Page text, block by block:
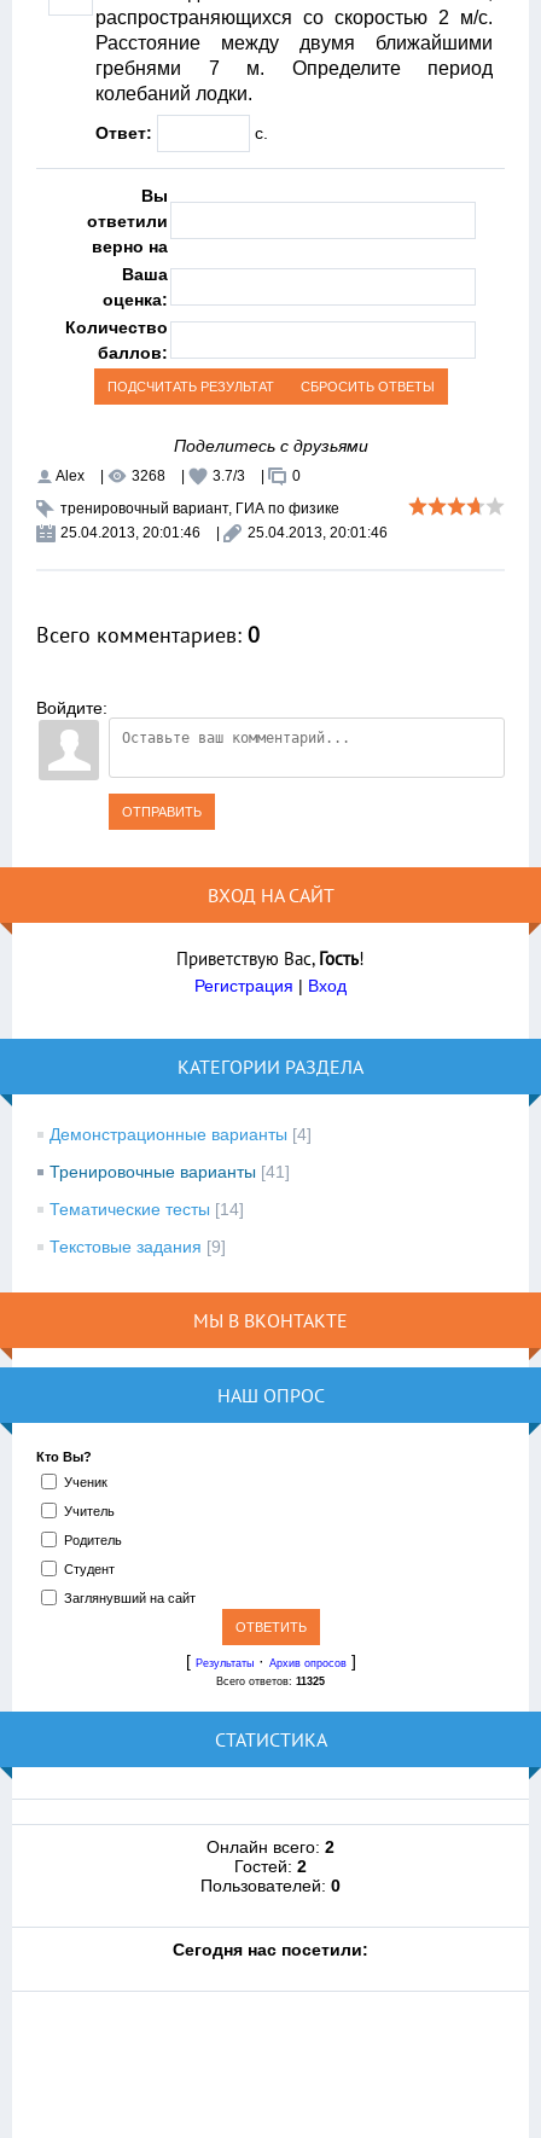
распространяющихся со скоростью 2 м/с.
Расстояние между двумя ближайшими
гребнями 7 м. Определите период
колебаний лодки.
Ответ: с.
Вы
ответили
верно на
Ваша
оценка:
Количество
баллов:
Поделитесь с друзьями
Alex 3268 3.7/3
0
тренировочный вариант, ГИА по физике
25.04.2013, 20:01:46
25.04.2013, 20:01:46
Всего комментариев: 0
Войдите:
ОТПРАВИТЬ
ВХОД НА САЙТ
Приветствую Вас, Гость!
Регистрация | Вход
КАТЕГОРИИ РАЗДЕЛА
Демонстрационные варианты [4]
Тренировочные варианты [41]
Тематические тесты [14]
Текстовые задания [9]
МЫ В ВКОНТАКТЕ
НАШ ОПРОС
Кто Вы?
Ученик
Учитель
Родитель
Студент
Заглянувший на сайт
[ Результаты· Архив опросов]
Всего ответов: 11325
СТАТИСТИКА
Онлайн всего: 2
Гостей: 2
Пользователей: 0
Cегодня нас посетили: